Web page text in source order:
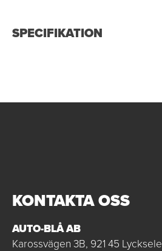
SPECIFIKATION
KONTAKTA OSS
AUTO-BLÅ AB
Karossvägen 3B, 921 45 Lycksele